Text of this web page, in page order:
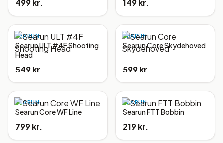
499 kr. 149 kr.
SEARUN
Searun ULT #4F Shooting
Head
549 kr.
SEARUN
Searun Core Skydehoved
599 kr.
SEARUN
Searun Core WF Line
799 kr.
SEARUN
Searun FTT Bobbin
219 kr.